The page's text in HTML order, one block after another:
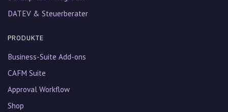
DATEV & Steuerberater
PRODUKTE
Business-Suite Add-ons
CAFM Suite
Approval Workflow
Shop